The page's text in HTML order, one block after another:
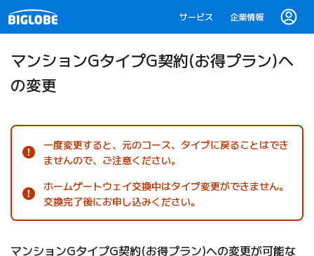
サービス 企業情報
マンションGタイプG契約(お得プラン)へ
の変更
一度変更すると、元のコース、タイプに戻ることはでき
ませんので、ご注意ください。
ホームゲートウェイ交換中はタイプ変更ができません。
交換完了後にお申し込みください。
マンションGタイプG契約(お得プラン)への変更が可能な